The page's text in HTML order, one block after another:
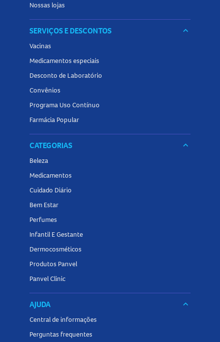
Nossas lojas
SERVIÇOS E DESCONTOS keyboard_arrow_down
Vacinas
Medicamentos especiais
Desconto de Laboratório
Convênios
Programa Uso Contínuo
Farmácia Popular
CATEGORIAS keyboard_arrow_down
Beleza
Medicamentos
Cuidado Diário
Bem Estar
Perfumes
Infantil E Gestante
Dermocosméticos
Produtos Panvel
Panvel Clinic
AJUDA keyboard_arrow_down
Central de informações
Perguntas frequentes